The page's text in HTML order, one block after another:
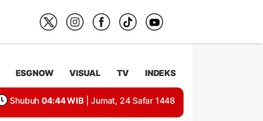
ESGNOW VISUAL TV INDEKS
Shubuh 04:44 WIB | Jumat, 24 Safar 1448